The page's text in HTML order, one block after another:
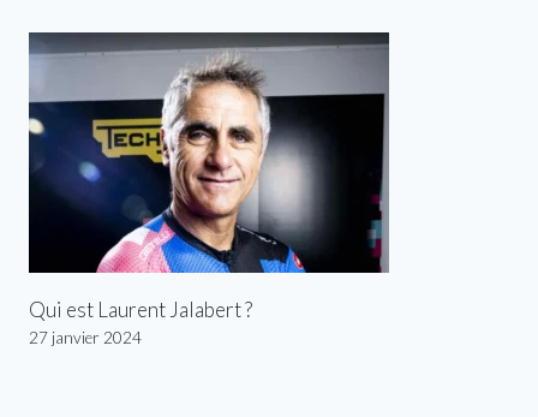
Qui est Laurent Jalabert ?
27 janvier 2024